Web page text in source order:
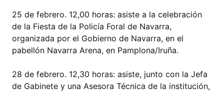
25 de febrero. 12,00 horas: asiste a la celebración
de la Fiesta de la Policía Foral de Navarra,
organizada por el Gobierno de Navarra, en el
pabellón Navarra Arena, en Pamplona/Iruña.
28 de febrero. 12,30 horas: asiste, junto con la Jefa
de Gabinete y una Asesora Técnica de la institución,